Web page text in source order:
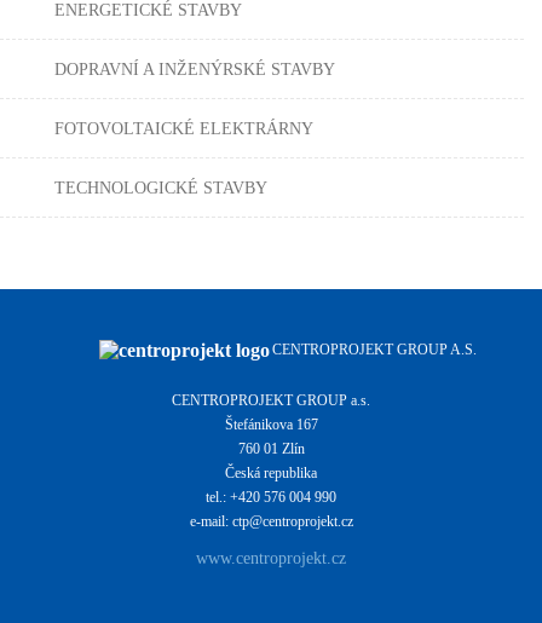
ENERGETICKÉ STAVBY
DOPRAVNÍ A INŽENÝRSKÉ STAVBY
FOTOVOLTAICKÉ ELEKTRÁRNY
TECHNOLOGICKÉ STAVBY
CENTROPROJEKT GROUP A.S.
CENTROPROJEKT GROUP a.s.
Štefánikova 167
760 01 Zlín
Česká republika
tel.: +420 576 004 990
e-mail: ctp@centroprojekt.cz
www.centroprojekt.cz